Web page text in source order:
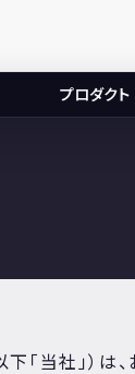
プロダクト
当社」）は